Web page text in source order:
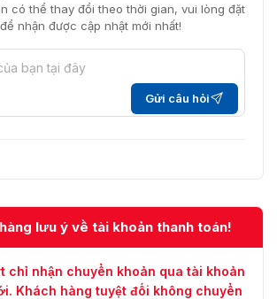
có thể thay đổi theo thời gian, vui lòng đặt
nhận được cập nhật mới nhất!
Gửi câu hỏi
lưu ý về tài khoản thanh toán!
chỉ nhận chuyển khoản qua tài khoản
Khách hàng tuyệt đối không chuyển